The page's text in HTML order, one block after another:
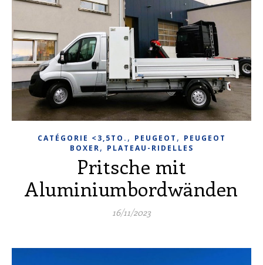
CATÉGORIE <3,5TO. , PEUGEOT , PEUGEOT
BOXER, PLATEAU-RIDELLES
Pritsche mit
Aluminiumbordwänden
16/11/2023